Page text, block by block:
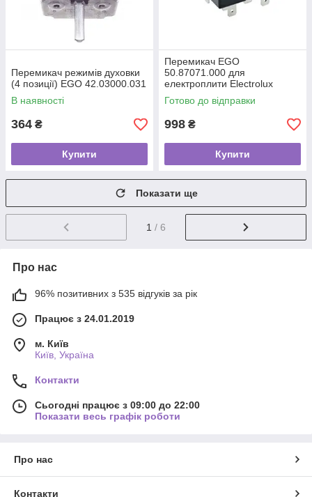
Перемикач режимів духовки
(4 позиції) EGO 42.03000.031
В наявності
364 ₴
Купити
Перемикач EGO
50.87071.000 для
електроплити Electrolux
140013339019
Готово до відправки
998 ₴
Купити
Показати ще
1 / 6
Про нас
96% позитивних з 535 відгуків за рік
Працює з 24.01.2019
м. Київ
Київ, Україна
Контакти
Сьогодні працює з 09:00 до 22:00
Показати весь графік роботи
Про нас
Контакти